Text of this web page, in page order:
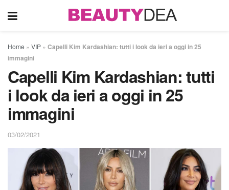
Home » VIP » Capelli Kim Kardashian: tutti i look da ieri a oggi in 25
immagini
Capelli Kim Kardashian: tutti
i look da ieri a oggi in 25
immagini
03/02/2021